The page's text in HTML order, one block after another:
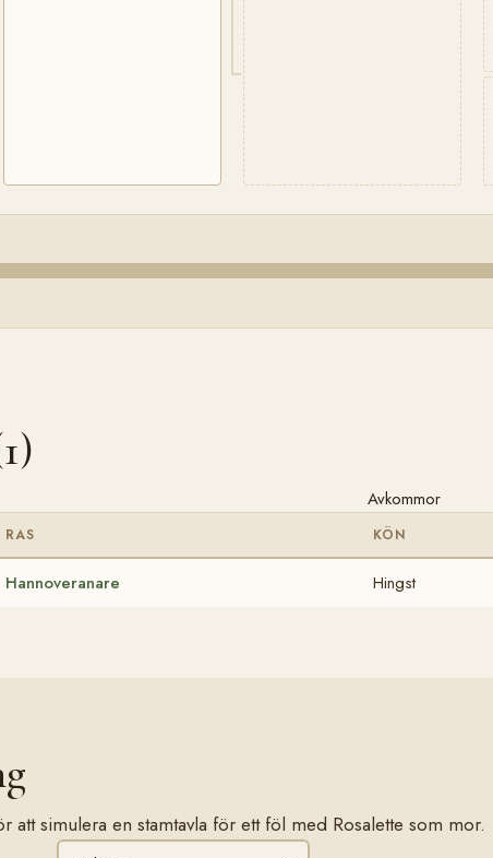
Avkommor
RAS KÖN
Hannoveranare Hingst
att simulera en stamtavla för ett föl med Rosalette som mor.